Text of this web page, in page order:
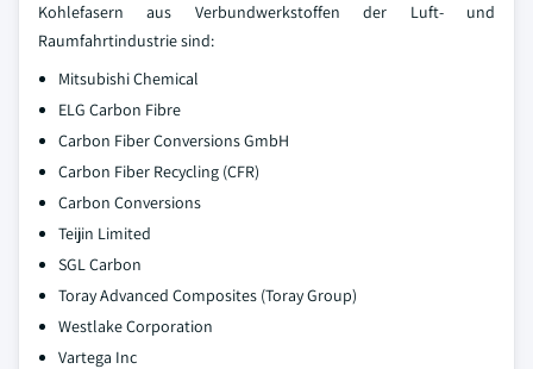
Kohlefasern aus Verbundwerkstoffen der Luft- und
Raumfahrtindustrie sind:
Mitsubishi Chemical
ELG Carbon Fibre
Carbon Fiber Conversions GmbH
Carbon Fiber Recycling (CFR)
Carbon Conversions
Teijin Limited
SGL Carbon
Toray Advanced Composites (Toray Group)
Westlake Corporation
Vartega Inc